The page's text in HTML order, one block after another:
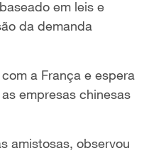
em leis e
da demanda
a França e espera
empresas chinesas
amistosas, observou